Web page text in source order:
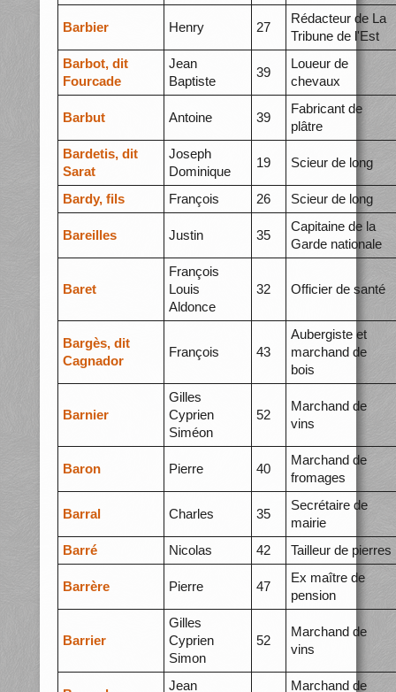
Barbier Henry 27
Rédacteur de La
Tribune de l'Est
Barbot, dit
Fourcade
Jean
Baptiste
39
Loueur de
chevaux
Barbut Antoine 39
Fabricant de
plâtre
Bardetis, dit
Sarat
Joseph
Dominique
19 Scieur de long
Bardy, fils François 26 Scieur de long
Bareilles Justin 35
Capitaine de la
Garde nationale
Baret
François
Louis
Aldonce
32 Officier de santé
Bargès, dit
Cagnador
François 43
Aubergiste et
marchand de
bois
Barnier
Gilles
Cyprien
Siméon
52
Marchand de
vins
Baron Pierre 40
Marchand de
fromages
Barral Charles 35
Secrétaire de
mairie
Barré
Nicolas 42 Tailleur de pierres
Barrère Pierre 47
Ex maître de
pension
Barrier
Gilles
Cyprien
Simon
52
Marchand de
vins
Jean Marchand de